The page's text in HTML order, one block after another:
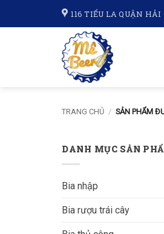
116 TIỂU LA QUẬN
TRANG CHỦ / SẢN PHẨM
DANH MỤC SẢN
Bia nhập
Bia rượu trái cây